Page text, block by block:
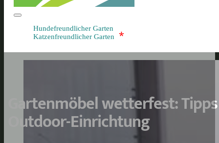
Hundefreundlicher Garten
Katzenfreundlicher Garten
*
Gartenmöbel wetterfest:
Outdoor-Einrichtung